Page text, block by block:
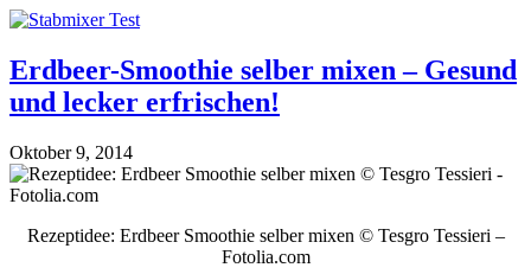
Erdbeer-Smoothie selber mixen – Gesund
und lecker erfrischen!
Oktober 9, 2014
Rezeptidee: Erdbeer Smoothie selber mixen © Tesgro Tessieri –
Fotolia.com